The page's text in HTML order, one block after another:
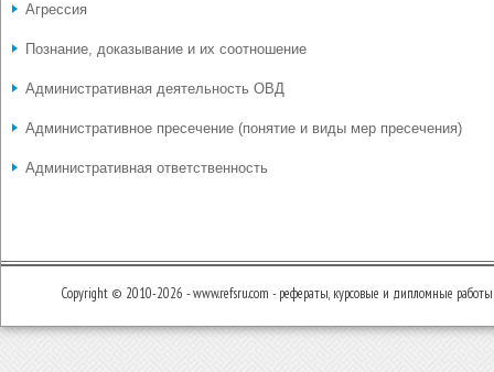
Агрессия
Познание, доказывание и их соотношение
Административная деятельность ОВД
Административное пресечение (понятие и виды мер пресечения)
Административная ответственность
Copyright © 2010-2026 - www.refsru.com - рефераты, курсовые и дипломные работы